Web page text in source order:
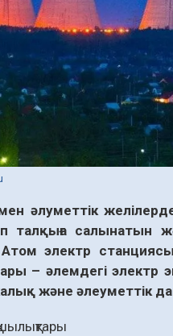
әлуметтік
талқыға салынатын
Атом электр
– әлемдегі электр
және әлеуметтік